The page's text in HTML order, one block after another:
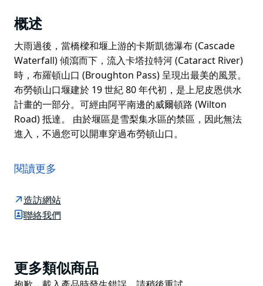
概述
大雨過後，當橋樑和堰上游的卡斯凱德瀑布 (Cascade
Waterfall) 傾瀉而下，流入卡塔拉特河 (Cataract River)
時，布羅頓山口 (Broughton Pass) 呈現出最美的風景。
布勞頓山口堰建於 19 世紀 80 年代初，是上尼皮恩供水
計畫的一部分。可經由阿平南邊的威爾頓路 (Wilton
Road) 抵達。 由於堰區是雪梨集水區的禁區，因此無法
進入，不過您可以開車穿過布勞頓山口。
Waterfall) 傾瀉而下，流入卡塔拉特河 (Cataract River)
時，布羅頓山口 (Broughton Pass) 呈現出最美的風景。
布勞頓山口堰建於 19 世紀 80 年代初，是上尼皮恩供水
計畫的一部分。可經由阿平南邊的威爾頓路 (Wilton
以開車穿過布勞頓山口。
閱讀更多
造訪網站
聯絡我們
Product
List
更多類似商品